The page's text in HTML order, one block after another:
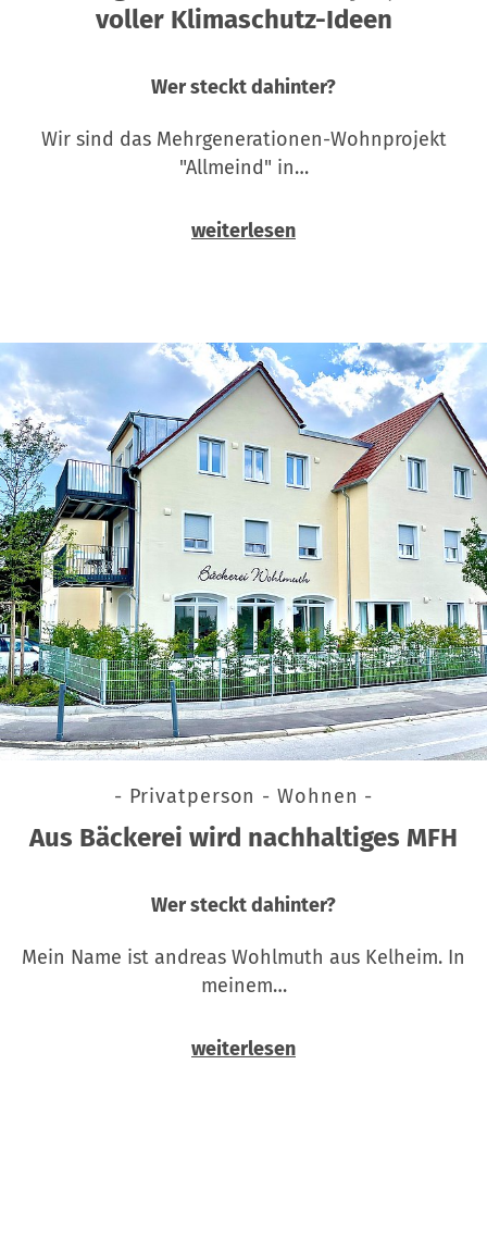
voller Klimaschutz-Ideen
Wer steckt dahinter?
Wir sind das Mehrgenerationen-Wohnprojekt
"Allmeind" in…
weiterlesen
- Privatperson - Wohnen -
Aus Bäckerei wird nachhaltiges MFH
Wer steckt dahinter?
Mein Name ist andreas Wohlmuth aus Kelheim. In
meinem…
weiterlesen